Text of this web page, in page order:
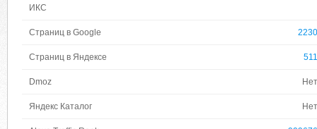
ИКС
Страниц в Google 2230
Страниц в Яндексе 511
Dmoz Нет
Яндекс Каталог Нет